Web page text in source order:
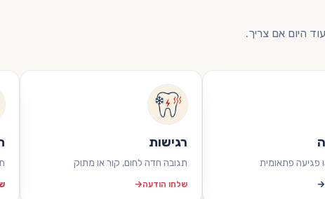
היום אם צריך.
פגיעה פתאומית
רגישות
תגובה חדה לחום, קור או מתוק
שלחו הודעה